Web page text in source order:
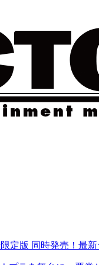
定版 同時発売！最